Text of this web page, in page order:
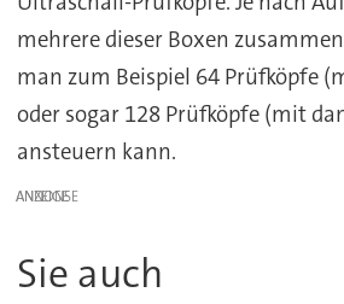
mehrere dieser Boxen
man zum Beispiel 64 Prüfköpfe
oder sogar 128 Prüfköpfe (mit
ansteuern kann.
ANZEIGE
Sie auch